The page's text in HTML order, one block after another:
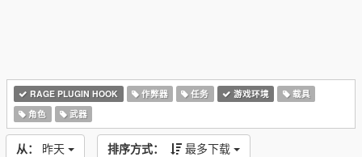
RAGE PLUGIN HOOK 作弊器 任务 游戏环境
载具
角色
武器
从： 昨天 排序方式： 最多下载